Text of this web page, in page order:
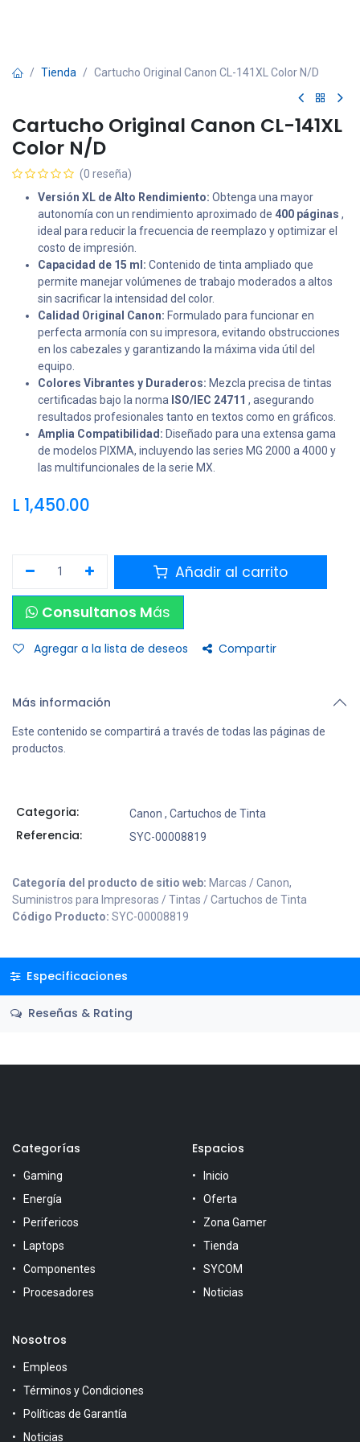
Tienda Cartucho Original Canon CL-141XL Color N/D
Cartucho Original Canon CL-141XL
Color N/D
(0 reseña)
Versión XL de Alto Rendimiento: Obtenga una mayor
autonomía con un rendimiento aproximado de 400 páginas ,
ideal para reducir la frecuencia de reemplazo y optimizar el
costo de impresión.
Capacidad de 15 ml: Contenido de tinta ampliado que
permite manejar volúmenes de trabajo moderados a altos
sin sacrificar la intensidad del color.
Calidad Original Canon: Formulado para funcionar en
perfecta armonía con su impresora, evitando obstrucciones
en los cabezales y garantizando la máxima vida útil del
equipo.
Colores Vibrantes y Duraderos: Mezcla precisa de tintas
certificadas bajo la norma ISO/IEC 24711 , asegurando
resultados profesionales tanto en textos como en gráficos.
Amplia Compatibilidad: Diseñado para una extensa gama
de modelos PIXMA, incluyendo las series MG 2000 a 4000 y
las multifuncionales de la serie MX.
L 1,450.00
Añadir al carrito
Consultanos Más
Agregar a la lista de deseos Compartir
Más información
Este contenido se compartirá a través de todas las páginas de
productos.
Categoria: Canon , Cartuchos de Tinta
Referencia: SYC-00008819
Categoría del producto de sitio web: Marcas / Canon,
Suministros para Impresoras / Tintas / Cartuchos de Tinta
Código Producto: SYC-00008819
Especificaciones
Reseñas & Rating
Categorías
Gaming
Energía
Perifericos
Laptops
Componentes
Procesadores
Espacios
Inicio
Oferta
Zona Gamer
Tienda
SYCOM
Noticias
Nosotros
Empleos
Términos y Condiciones
Políticas de Garantía
Noticias